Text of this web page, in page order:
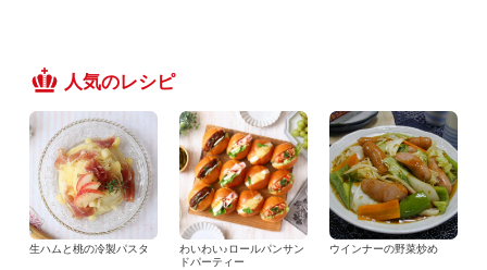
人気のレシピ
生ハムと桃の冷製パスタ
わいわい♪ロールパンサン
ドパーティー
ウインナーの野菜炒め